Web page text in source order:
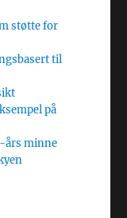
støtte for
til
på
års minne